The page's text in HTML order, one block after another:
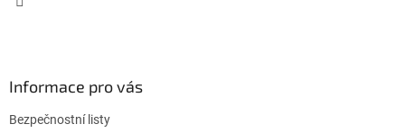
Informace pro vás
Bezpečnostní listy